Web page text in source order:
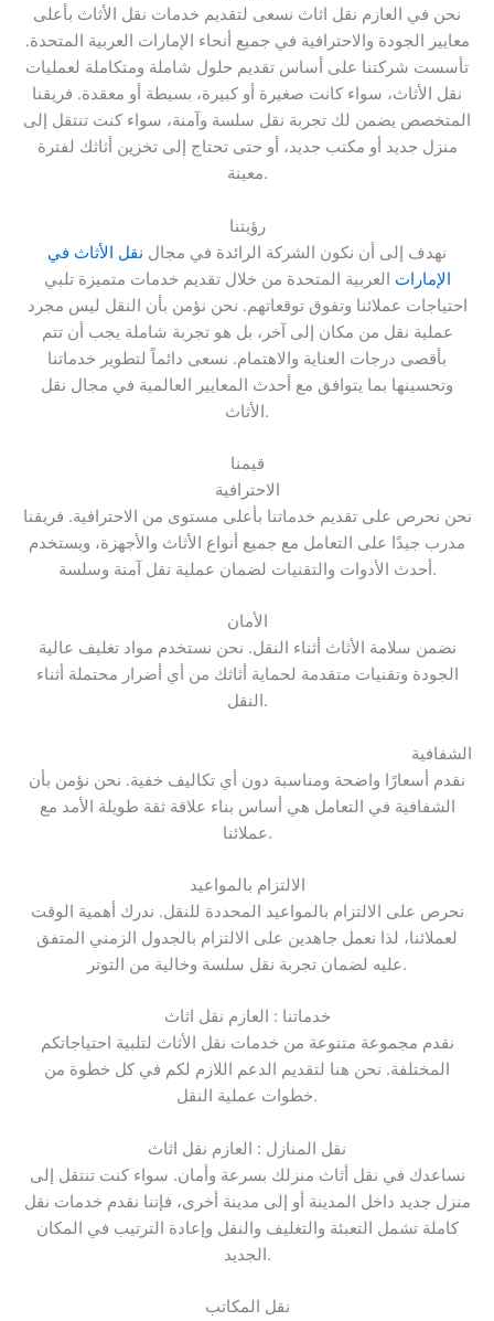
نحن في العازم نقل اثاث نسعى لتقديم خدمات نقل الأثاث بأعلى
معايير الجودة والاحترافية في جميع أنحاء الإمارات العربية المتحدة.
تأسست شركتنا على أساس تقديم حلول شاملة ومتكاملة لعمليات
نقل الأثاث، سواء كانت صغيرة أو كبيرة، بسيطة أو معقدة. فريقنا
المتخصص يضمن لك تجربة نقل سلسة وآمنة، سواء كنت تنتقل إلى
منزل جديد أو مكتب جديد، أو حتى تحتاج إلى تخزين أثاثك لفترة
معينة.
رؤيتنا
نهدف إلى أن نكون الشركة الرائدة في مجال نقل الأثاث في
الإمارات العربية المتحدة من خلال تقديم خدمات متميزة تلبي
احتياجات عملائنا وتفوق توقعاتهم. نحن نؤمن بأن النقل ليس مجرد
عملية نقل من مكان إلى آخر، بل هو تجربة شاملة يجب أن تتم
بأقصى درجات العناية والاهتمام. نسعى دائماً لتطوير خدماتنا
وتحسينها بما يتوافق مع أحدث المعايير العالمية في مجال نقل
الأثاث.
قيمنا
الاحترافية
نحن نحرص على تقديم خدماتنا بأعلى مستوى من الاحترافية. فريقنا
مدرب جيدًا على التعامل مع جميع أنواع الأثاث والأجهزة، ويستخدم
أحدث الأدوات والتقنيات لضمان عملية نقل آمنة وسلسة.
الأمان
نضمن سلامة الأثاث أثناء النقل. نحن نستخدم مواد تغليف عالية
الجودة وتقنيات متقدمة لحماية أثاثك من أي أضرار محتملة أثناء
النقل.
الشفافية
نقدم أسعارًا واضحة ومناسبة دون أي تكاليف خفية. نحن نؤمن بأن
الشفافية في التعامل هي أساس بناء علاقة ثقة طويلة الأمد مع
عملائنا.
الالتزام بالمواعيد
نحرص على الالتزام بالمواعيد المحددة للنقل. ندرك أهمية الوقت
لعملائنا، لذا نعمل جاهدين على الالتزام بالجدول الزمني المتفق
عليه لضمان تجربة نقل سلسة وخالية من التوتر.
خدماتنا : العازم نقل اثاث
نقدم مجموعة متنوعة من خدمات نقل الأثاث لتلبية احتياجاتكم
المختلفة. نحن هنا لتقديم الدعم اللازم لكم في كل خطوة من
خطوات عملية النقل.
نقل المنازل : العازم نقل اثاث
نساعدك في نقل أثاث منزلك بسرعة وأمان. سواء كنت تنتقل إلى
منزل جديد داخل المدينة أو إلى مدينة أخرى، فإننا نقدم خدمات نقل
كاملة تشمل التعبئة والتغليف والنقل وإعادة الترتيب في المكان
الجديد.
نقل المكاتب